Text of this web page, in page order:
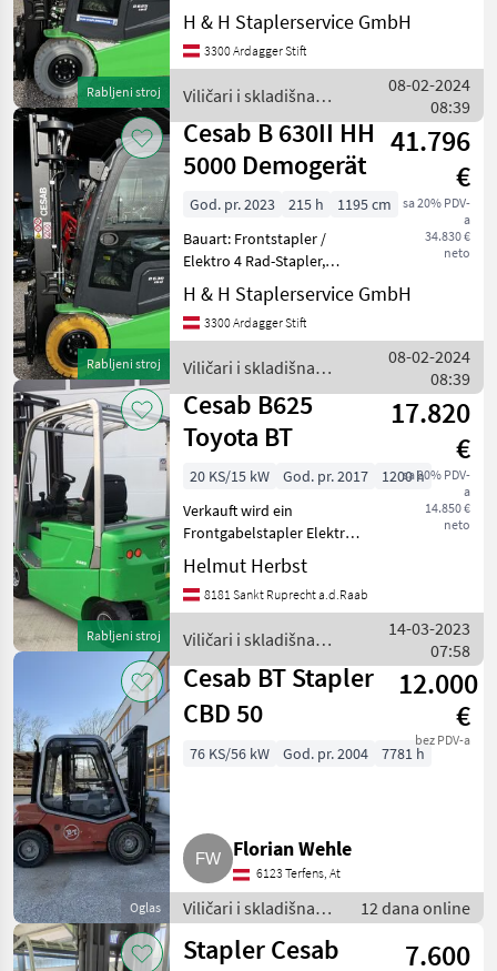
Rabljeni stroj
Tragkraft: 2500kg, Hubhöhe:
5000mm, Bauhöhe:
2395mm, Freihub: 1721mm,
Batterie: PzS Bj. 2023 80V 62
H & H Staplerservice GmbH
3300 Ardagger Stift
Viličari i skladišna
tehnika / Cesab
08-02-2024
08:39
Rabljeni stroj
Cesab B 630II HH
5000 Demogerät
41.796
€
sa 20% PDV-
a
34.830 €
neto
God. pr. 2023 215 h
1195 cm
Bauart: Frontstapler /
Elektro 4 Rad-Stapler,
Tragkraft: 3000kg, Hubhöhe:
5000mm, Bauhöhe:
2405mm, Freihub: 1755mm,
Batterie: PzS Bj. 2023 80V 62
H & H Staplerservice GmbH
3300 Ardagger Stift
Viličari i skladišna
tehnika / Cesab
08-02-2024
08:39
Rabljeni stroj
Cesab B625
Toyota BT
17.820
€
sa 20% PDV-
a
14.850 €
neto
20 KS/15 kW God. pr. 2017
1200 h
Verkauft wird ein
Frontgabelstapler Elektro
mit einer Hubhöhe von
3700 mm Tragkraft 2500 kg.
Duplexmast mit
Ladegerät Verkauf und
Vermietun
Helmut Herbst
8181 Sankt Ruprecht a.d.Raab
Viličari i skladišna
tehnika / Cesab
14-03-2023
07:58
Oglas
Cesab BT Stapler
CBD 50
12.000
€
bez PDV-a
76 KS/56 kW God. pr. 2004 7781 h
Florian Wehle
6123 Terfens, At
Viličari i skladišna
tehnika / Viličari
12 dana online
Stapler Cesab
7.600